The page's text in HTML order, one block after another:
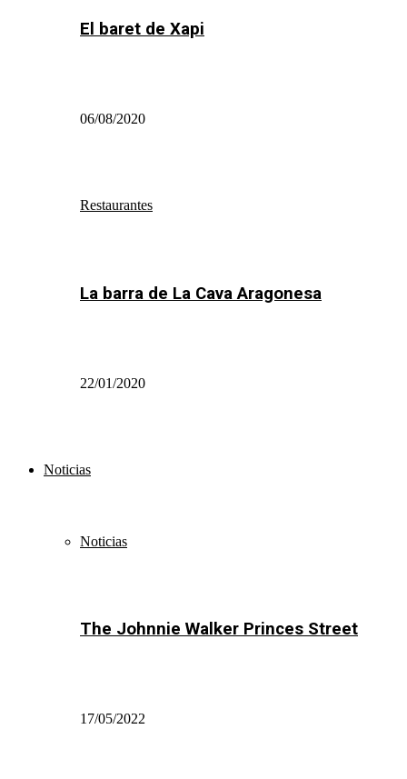
El baret de Xapi
06/08/2020
Restaurantes
La barra de La Cava Aragonesa
22/01/2020
Noticias
Noticias
The Johnnie Walker Princes Street
17/05/2022